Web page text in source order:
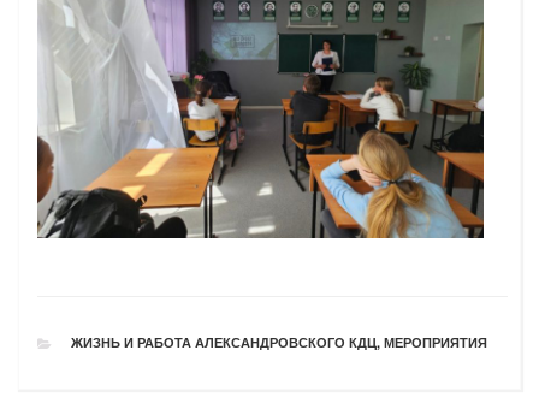
РУБРИКИ
ЖИЗНЬ И РАБОТА АЛЕКСАНДРОВСКОГО КДЦ, МЕРОПРИЯТИЯ